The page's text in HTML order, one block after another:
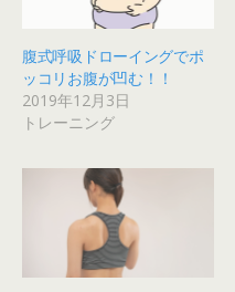
腹式呼吸ドローイングでポ
ッコリお腹が凹む！！
2019年12月3日
トレーニング